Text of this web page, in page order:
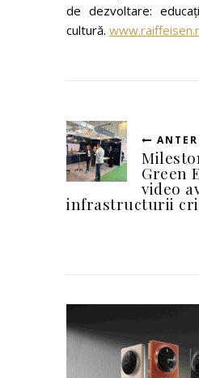
de dezvoltare:
cultură.
Green
video
infrastructurii